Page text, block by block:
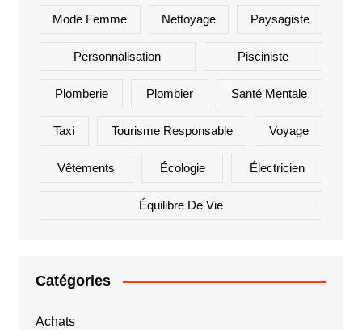
Mode Femme Nettoyage Paysagiste
Personnalisation Pisciniste
Plomberie Plombier Santé Mentale
Taxi Tourisme Responsable Voyage
Vêtements Écologie Électricien
Équilibre De Vie
Catégories
Achats